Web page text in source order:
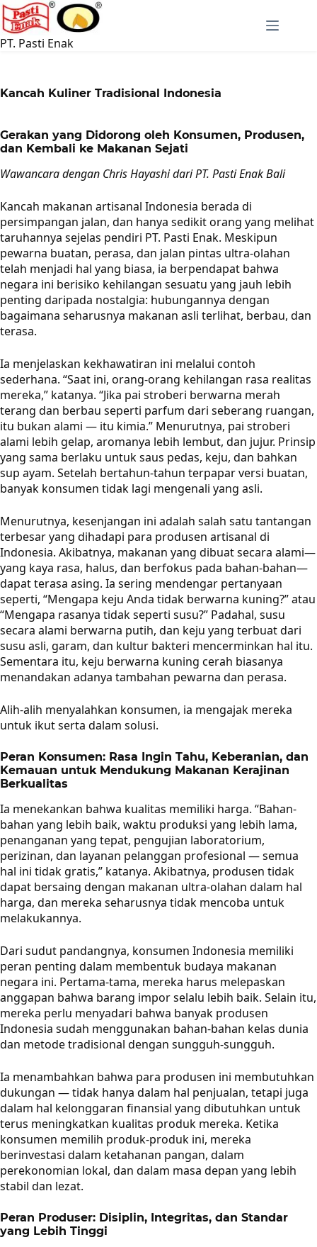
Langsung
ke
konten
PT. Pasti Enak
Kancah Kuliner Tradisional Indonesia
Gerakan yang Didorong oleh Konsumen, Produsen,
dan Kembali ke Makanan Sejati
Wawancara dengan Chris Hayashi dari PT. Pasti Enak Bali
Kancah makanan artisanal Indonesia berada di
persimpangan jalan, dan hanya sedikit orang yang melihat
taruhannya sejelas pendiri PT. Pasti Enak. Meskipun
pewarna buatan, perasa, dan jalan pintas ultra-olahan
telah menjadi hal yang biasa, ia berpendapat bahwa
negara ini berisiko kehilangan sesuatu yang jauh lebih
penting daripada nostalgia: hubungannya dengan
bagaimana seharusnya makanan asli terlihat, berbau, dan
terasa.
Ia menjelaskan kekhawatiran ini melalui contoh
sederhana. “Saat ini, orang-orang kehilangan rasa realitas
mereka,” katanya. “Jika pai stroberi berwarna merah
terang dan berbau seperti parfum dari seberang ruangan,
itu bukan alami — itu kimia.” Menurutnya, pai stroberi
alami lebih gelap, aromanya lebih lembut, dan jujur. Prinsip
yang sama berlaku untuk saus pedas, keju, dan bahkan
sup ayam. Setelah bertahun-tahun terpapar versi buatan,
banyak konsumen tidak lagi mengenali yang asli.
Menurutnya, kesenjangan ini adalah salah satu tantangan
terbesar yang dihadapi para produsen artisanal di
Indonesia. Akibatnya, makanan yang dibuat secara alami—
yang kaya rasa, halus, dan berfokus pada bahan-bahan—
dapat terasa asing. Ia sering mendengar pertanyaan
seperti, “Mengapa keju Anda tidak berwarna kuning?” atau
“Mengapa rasanya tidak seperti susu?” Padahal, susu
secara alami berwarna putih, dan keju yang terbuat dari
susu asli, garam, dan kultur bakteri mencerminkan hal itu.
Sementara itu, keju berwarna kuning cerah biasanya
menandakan adanya tambahan pewarna dan perasa.
Alih-alih menyalahkan konsumen, ia mengajak mereka
untuk ikut serta dalam solusi.
Peran Konsumen: Rasa Ingin Tahu, Keberanian, dan
Kemauan untuk Mendukung Makanan Kerajinan
Berkualitas
Ia menekankan bahwa kualitas memiliki harga. “Bahan-
bahan yang lebih baik, waktu produksi yang lebih lama,
penanganan yang tepat, pengujian laboratorium,
perizinan, dan layanan pelanggan profesional — semua
hal ini tidak gratis,” katanya. Akibatnya, produsen tidak
dapat bersaing dengan makanan ultra-olahan dalam hal
harga, dan mereka seharusnya tidak mencoba untuk
melakukannya.
Dari sudut pandangnya, konsumen Indonesia memiliki
peran penting dalam membentuk budaya makanan
negara ini. Pertama-tama, mereka harus melepaskan
anggapan bahwa barang impor selalu lebih baik. Selain itu,
mereka perlu menyadari bahwa banyak produsen
Indonesia sudah menggunakan bahan-bahan kelas dunia
dan metode tradisional dengan sungguh-sungguh.
Ia menambahkan bahwa para produsen ini membutuhkan
dukungan — tidak hanya dalam hal penjualan, tetapi juga
dalam hal kelonggaran finansial yang dibutuhkan untuk
terus meningkatkan kualitas produk mereka. Ketika
konsumen memilih produk-produk ini, mereka
berinvestasi dalam ketahanan pangan, dalam
perekonomian lokal, dan dalam masa depan yang lebih
stabil dan lezat.
Peran Produser: Disiplin, Integritas, dan Standar
yang Lebih Tinggi